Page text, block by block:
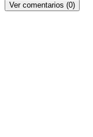
Ver comentarios (0)